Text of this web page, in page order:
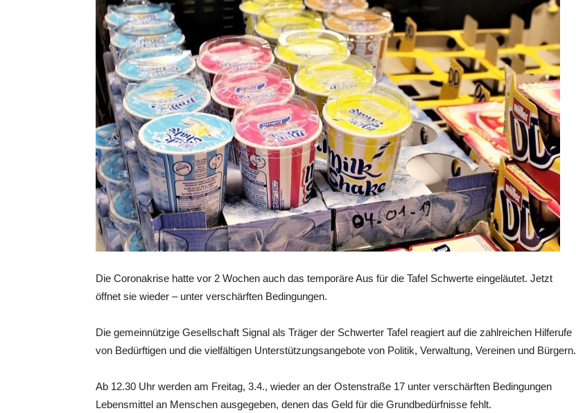
Die Coronakrise hatte vor 2 Wochen auch das temporäre Aus für die Tafel Schwerte eingeläutet. Jetzt
öffnet sie wieder – unter verschärften Bedingungen.
Die gemeinnützige Gesellschaft Signal als Träger der Schwerter Tafel reagiert auf die zahlreichen Hilferufe
von Bedürftigen und die vielfältigen Unterstützungsangebote von Politik, Verwaltung, Vereinen und Bürgern.
Ab 12.30 Uhr werden am Freitag, 3.4., wieder an der Ostenstraße 17 unter verschärften Bedingungen
Lebensmittel an Menschen ausgegeben, denen das Geld für die Grundbedürfnisse fehlt.